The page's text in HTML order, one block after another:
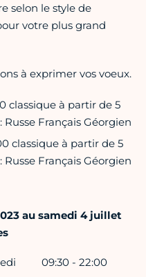
selon le style de
votre plus grand
à exprimer vos voeux.
classique à partir de 5
Russe Français Géorgien
classique à partir de 5
Russe Français Géorgien
au samedi 4 juillet
09:30 - 22:00